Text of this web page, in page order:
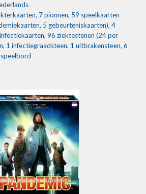
7 pionnen, 59 speelkaarten
5 gebeurteniskaarten), 4
96 ziektestenen (24 per
1 infectiegraadsteen, 1 uitbrakensteen, 6